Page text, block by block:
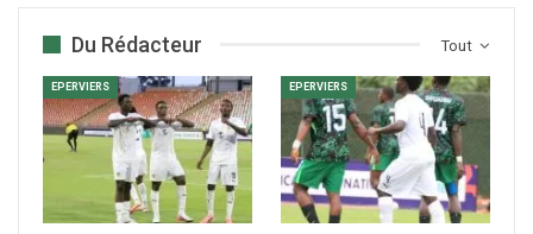
Tout
Du Rédacteur
EPERVIERS EPERVIERS